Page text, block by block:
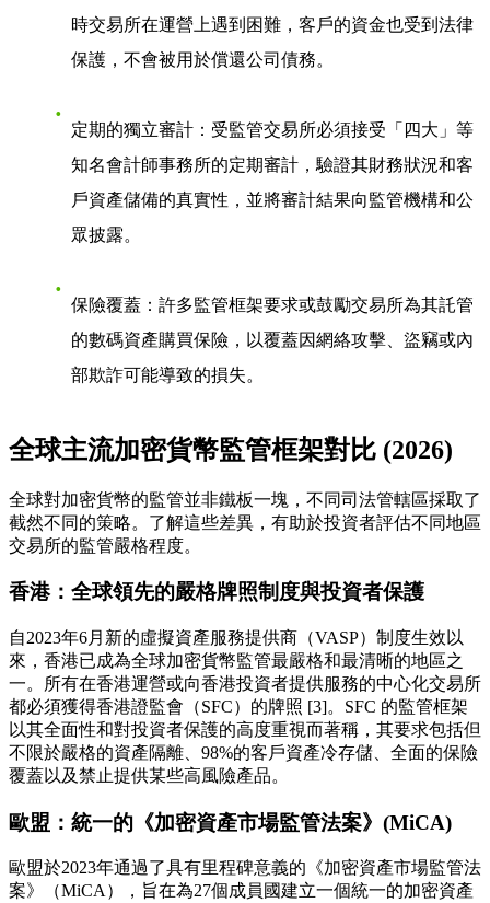
時交易所在運營上遇到困難，客戶的資金也受到法律
保護，不會被用於償還公司債務。
定期的獨立審計 ：受監管交易所必須接受「四大」等
知名會計師事務所的定期審計，驗證其財務狀況和客
戶資產儲備的真實性，並將審計結果向監管機構和公
眾披露。
保險覆蓋 ：許多監管框架要求或鼓勵交易所為其託管
的數碼資產購買保險，以覆蓋因網絡攻擊、盜竊或內
部欺詐可能導致的損失。
全球主流加密貨幣監管框架對比 (2026)
全球對加密貨幣的監管並非鐵板一塊，不同司法管轄區採取了
截然不同的策略。了解這些差異，有助於投資者評估不同地區
交易所的監管嚴格程度。
香港：全球領先的嚴格牌照制度與投資者保護
自2023年6月新的虛擬資產服務提供商（VASP）制度生效以
來，香港已成為全球加密貨幣監管最嚴格和最清晰的地區之
一。所有在香港運營或向香港投資者提供服務的中心化交易所
都必須獲得香港證監會（SFC）的牌照 [3]。SFC 的監管框架
以其全面性和對投資者保護的高度重視而著稱，其要求包括但
不限於嚴格的資產隔離、98%的客戶資產冷存儲、全面的保險
覆蓋以及禁止提供某些高風險產品。
歐盟：統一的《加密資產市場監管法案》(MiCA)
歐盟於2023年通過了具有里程碑意義的《加密資產市場監管法
案》（MiCA），旨在為27個成員國建立一個統一的加密資產